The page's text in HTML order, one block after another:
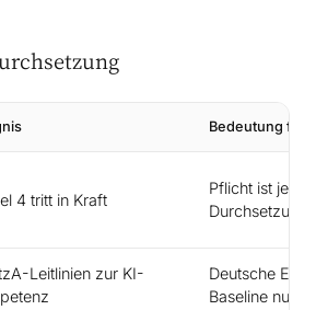
Bedeutung
4 tritt in Kraft
Pflicht ist jetzt
Durchsetzung
Leitlinien zur KI-
Deutsche
Baseline